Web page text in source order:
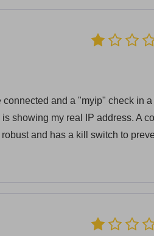
connected and a "myip" check in a
showing my real IP address. A
and has a kill switch to